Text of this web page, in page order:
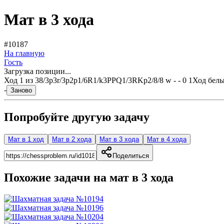
Мат в 3 хода
#10187
На главную
Гость
Загрузка позиции...
Ход 1 из 38/3p3r/3p2p1/6R1/k3PPQ1/3RKp2/8/8 w - - 0 1 Ход
- Заново
Попробуйте другую задачу
Мат в 1 ход Мат в 2 хода Мат в 3 хода Мат в 4 хода
Поделиться
Похожие задачи на мат в 3 хода